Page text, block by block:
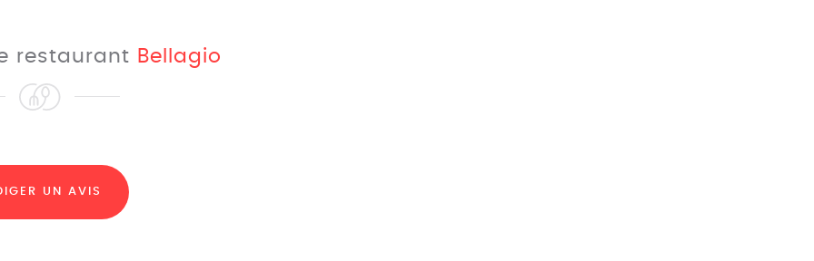
restaurant Bellagio
UN AVIS